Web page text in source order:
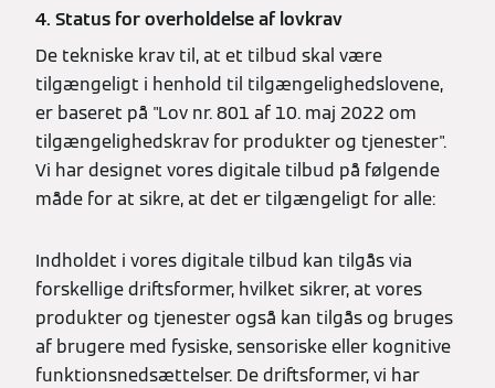
4. Status for overholdelse af lovkrav
De tekniske krav til, at et tilbud skal være
tilgængeligt i henhold til tilgængelighedslovene,
er baseret på "Lov nr. 801 af 10. maj 2022 om
tilgængelighedskrav for produkter og tjenester".
Vi har designet vores digitale tilbud på følgende
måde for at sikre, at det er tilgængeligt for alle:
Indholdet i vores digitale tilbud kan tilgås via
forskellige driftsformer, hvilket sikrer, at vores
produkter og tjenester også kan tilgås og bruges
af brugere med fysiske, sensoriske eller kognitive
funktionsnedsættelser. De driftsformer, vi har